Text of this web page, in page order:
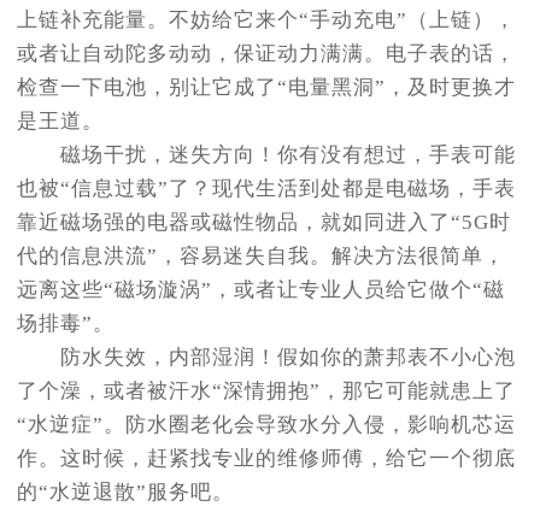
上链补充能量。不妨给它来个“手动充电”（上链），
或者让自动陀多动动，保证动力满满。电子表的话，
检查一下电池，别让它成了“电量黑洞”，及时更换才
是王道。
磁场干扰，迷失方向！你有没有想过，手表可能
也被“信息过载”了？现代生活到处都是电磁场，手表
靠近磁场强的电器或磁性物品，就如同进入了“5G时
代的信息洪流”，容易迷失自我。解决方法很简单，
远离这些“磁场漩涡”，或者让专业人员给它做个“磁
场排毒”。
防水失效，内部湿润！假如你的萧邦表不小心泡
了个澡，或者被汗水“深情拥抱”，那它可能就患上了
“水逆症”。防水圈老化会导致水分入侵，影响机芯运
作。这时候，赶紧找专业的维修师傅，给它一个彻底
的“水逆退散”服务吧。